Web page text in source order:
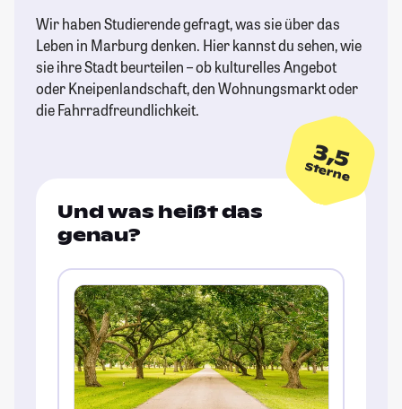
Wir haben Studierende gefragt, was sie über das
Leben in Marburg denken. Hier kannst du sehen, wie
sie ihre Stadt beurteilen – ob kulturelles Angebot
oder Kneipenlandschaft, den Wohnungsmarkt oder
die Fahrradfreundlichkeit.
3,5
Sterne
Und was heißt das
genau?